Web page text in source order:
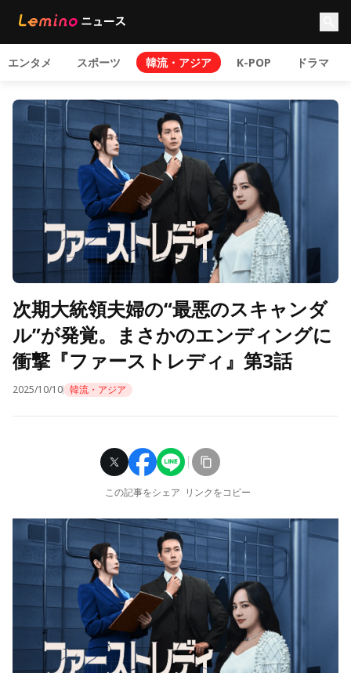
エンタメ スポーツ 韓流・アジア K-POP ドラマ
次期大統領夫婦の“最悪のスキャンダ
ル”が発覚。まさかのエンディングに
衝撃『ファーストレディ』第3話
2025/10/10 韓流・アジア
この記事をシェア リンクをコピー